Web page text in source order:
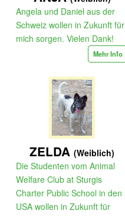
Angela und Daniel aus der
Schweiz wollen in Zukunft für
mich sorgen. Vielen Dank!
Mehr Info
ZELDA (Weiblich)
Die Studenten vom Animal
Welfare Club at Sturgis
Charter Public School in den
USA wollen in Zukunft für